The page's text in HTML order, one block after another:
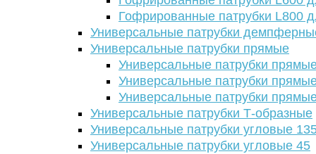
Гофрированные патрубки L800
Универсальные патрубки
Универсальные патрубки прямые
Универсальные патрубки
Универсальные патрубки
Универсальные патрубки
Универсальные патрубки Т-образные
Универсальные патрубки угловые
Универсальные патрубки угловые 45